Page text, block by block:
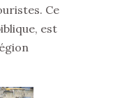
Ce
est